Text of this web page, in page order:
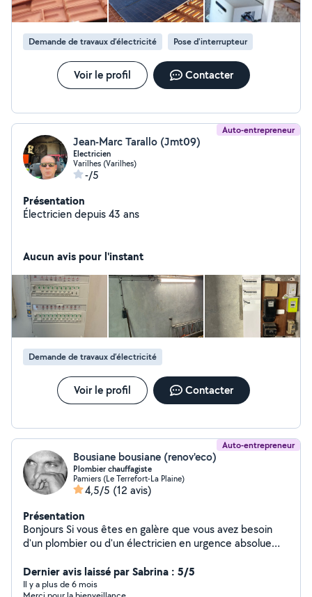
Demande de travaux d’électricité Pose d'interrupteur
Voir le profil Contacter
Auto-entrepreneur
Jean-Marc Tarallo (Jmt09)
Electricien
Varilhes (Varilhes)
-/5
Présentation
Électricien depuis 43 ans
Aucun avis pour l'instant
Demande de travaux d’électricité
Voir le profil Contacter
Auto-entrepreneur
Bousiane bousiane (renov'eco)
Plombier chauffagiste
Pamiers (Le Terrefort-La Plaine)
4,5/5 (12 avis)
Présentation
Bonjours Si vous êtes en galère que vous avez besoin
d'un plombier ou d'un électricien en urgence absolue
le bâtiment J'ai plusieurs cordes à mon arc et je ne vous
décevrais pas
Dernier avis laissé par Sabrina : 5/5
Il y a plus de 6 mois